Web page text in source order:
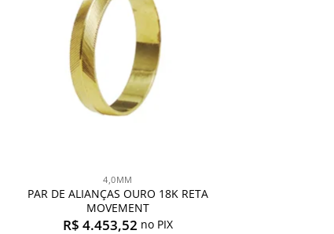
4,0MM
PAR DE ALIANÇAS OURO 18K RETA
MOVEMENT
R$ 4.453,52 no PIX